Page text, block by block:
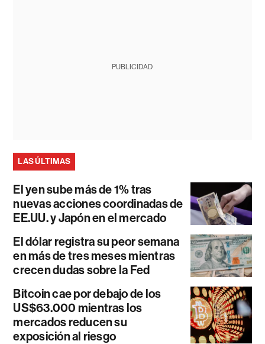
PUBLICIDAD
LAS ÚLTIMAS
El yen sube más de 1% tras
nuevas acciones coordinadas de
EE.UU. y Japón en el mercado
El dólar registra su peor semana
en más de tres meses mientras
crecen dudas sobre la Fed
Bitcoin cae por debajo de los
US$63.000 mientras los
mercados reducen su
exposición al riesgo